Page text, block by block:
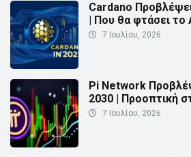
Cardano
| Που θα φτάσει το
7 Ιουλίου, 2026
Pi Network
2030 | Προοπτική
7 Ιουλίου, 2026